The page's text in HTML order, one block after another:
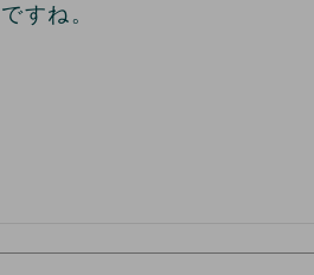
ですね。